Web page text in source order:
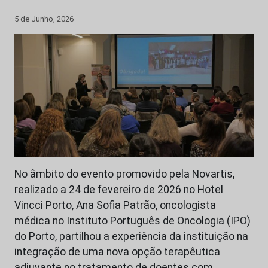
5 de Junho, 2026
No âmbito do evento promovido pela Novartis,
realizado a 24 de fevereiro de 2026 no Hotel
Vincci Porto, Ana Sofia Patrão, oncologista
médica no Instituto Português de Oncologia (IPO)
do Porto, partilhou a experiência da instituição na
integração de uma nova opção terapêutica